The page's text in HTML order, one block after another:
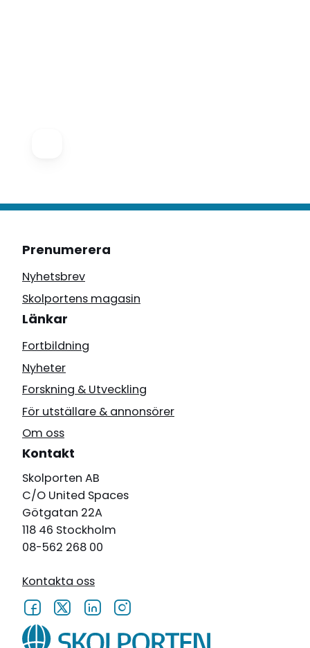
Prenumerera
Nyhetsbrev
Skolportens magasin
Länkar
Fortbildning
Nyheter
Forskning & Utveckling
För utställare & annonsörer
Om oss
Kontakt
Skolporten AB
C/O United Spaces
Götgatan 22A
118 46 Stockholm
08-562 268 00
Kontakta oss